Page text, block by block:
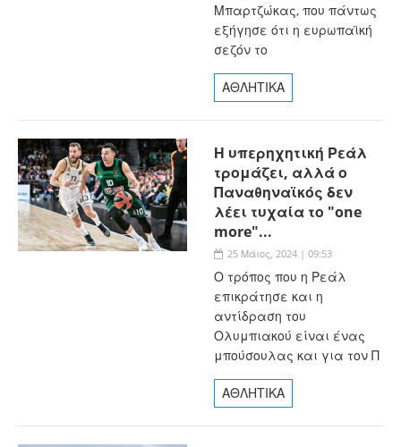
Μπαρτζώκας, που πάντως
εξήγησε ότι η ευρωπαϊκή
σεζόν το
ΑΘΛΗΤΙΚΑ
Η υπερηχητική Ρεάλ
τρομάζει, αλλά ο
Παναθηναϊκός δεν
λέει τυχαία το "one
more"...
25 Μάιος, 2024 | 09:53
Ο τρόπος που η Ρεάλ
επικράτησε και η
αντίδραση του
Ολυμπιακού είναι ένας
μπούσουλας και για τον Π
ΑΘΛΗΤΙΚΑ